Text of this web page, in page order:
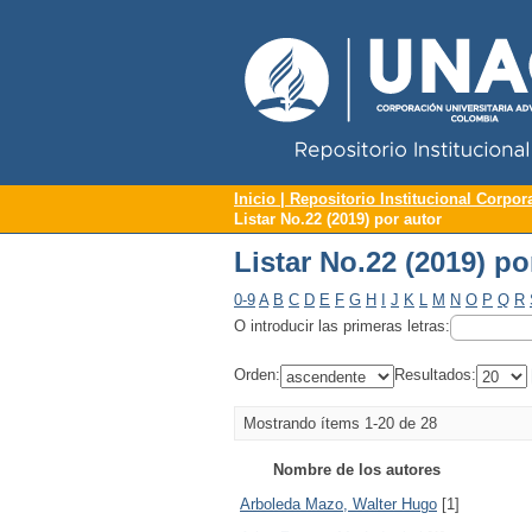
Listar No.22 (2019)
Inicio | Repositorio Institucional
Listar No.22 (2019) por autor
Listar No.22 (2019)
0-9 A B C D E F G H J K L M N O P Q R
O introducir las primeras letras:
Orden: Resultados:
Mostrando ítems 1-20 de 28
Nombre de los autores
Arboleda Mazo, Walter Hugo [1]